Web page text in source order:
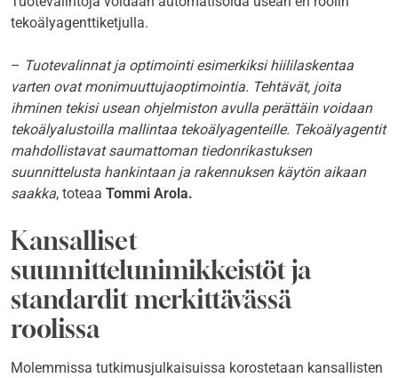
tekoälyagenttiketjulla.
– Tuotevalinnat ja optimointi esimerkiksi hiililaskentaa
varten ovat monimuuttujaoptimointia. Tehtävät, joita
ihminen tekisi usean ohjelmiston avulla perättäin voidaan
tekoälyalustoilla mallintaa tekoälyagenteille. Tekoälyagentit
mahdollistavat saumattoman tiedonrikastuksen
suunnittelusta hankintaan ja rakennuksen käytön aikaan
saakka, toteaa Tommi Arola.
Kansalliset
suunnittelunimikkeistöt ja
standardit merkittävässä
roolissa
Molemmissa tutkimusjulkaisuissa korostetaan kansallisten